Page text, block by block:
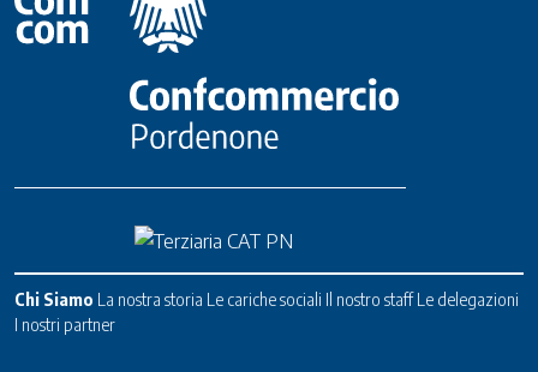
Chi Siamo La nostra storia Le cariche sociali Il nostro staff Le delegazioni
I nostri partner